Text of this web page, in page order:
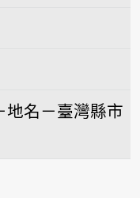
地名－臺灣縣市